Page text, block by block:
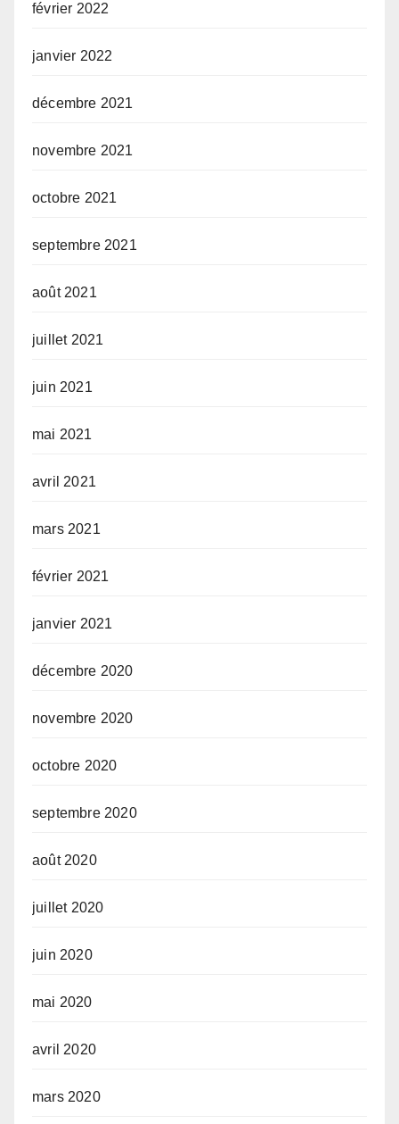
février 2022
janvier 2022
décembre 2021
novembre 2021
octobre 2021
septembre 2021
août 2021
juillet 2021
juin 2021
mai 2021
avril 2021
mars 2021
février 2021
janvier 2021
décembre 2020
novembre 2020
octobre 2020
septembre 2020
août 2020
juillet 2020
juin 2020
mai 2020
avril 2020
mars 2020